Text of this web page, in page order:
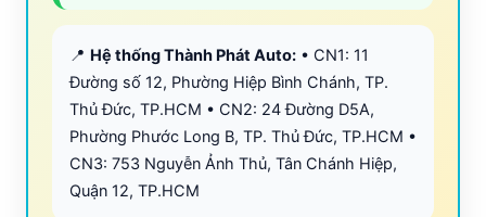
📍 Hệ thống Thành Phát Auto: • CN1: 11
Đường số 12, Phường Hiệp Bình Chánh, TP.
Thủ Đức, TP.HCM • CN2: 24 Đường D5A,
Phường Phước Long B, TP. Thủ Đức, TP.HCM •
CN3: 753 Nguyễn Ảnh Thủ, Tân Chánh Hiệp,
Quận 12, TP.HCM